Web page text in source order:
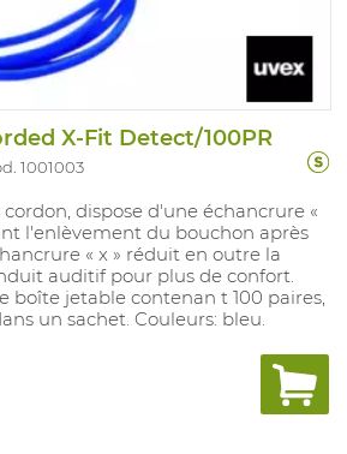
X-Fit Detect/100PR
1001003
dispose d'une échancrure «
l'enlèvement du bouchon après
« x » réduit en outre la
auditif pour plus de confort.
boîte jetable contenan t 100 paires,
un sachet. Couleurs: bleu.